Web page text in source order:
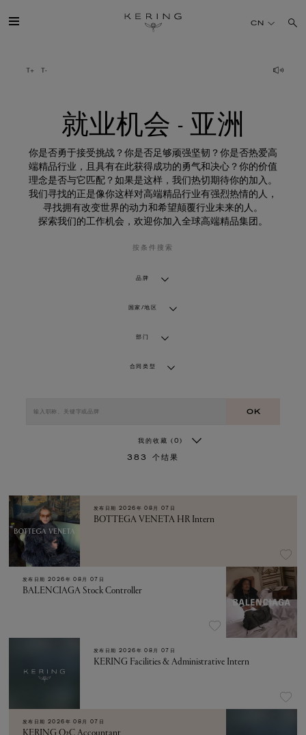
业
机
可持续发展
FINANCE
加入我们
CN
就业机会 - 亚洲
你是否勇于接受挑战？你是否足够顽强坚韧？你是否热爱高
端精品行业，且具有在此获得成功的勇气和决心？你的价值
理念是否与它匹配？如果是这样，我们热切期待你的加入。
我们寻找的正是像你这样对高端精品行业有强烈热情的人，
寻找拥有改变世界的动力和希望颠覆行业未来的人。
探索我们的工作机会，欢迎你加入全球高端精品集团。
按条件搜索
品牌
国家/地区
部门
合同类型
OK
我的收藏 (0)
383 个结果
发布日期 2026年 08月 07日
BOTTEGA VENETA HR Intern
发布日期 2026年 08月 07日
BALENCIAGA Stock Controller
发布日期 2026年 08月 07日
KERING Facilities & Administrative Intern
发布日期 2026年 08月 07日